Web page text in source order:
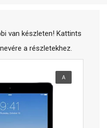
van készleten! Kattints
a részletekhez.
A